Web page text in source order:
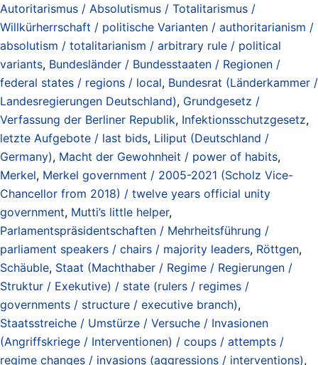
Autoritarismus / Absolutismus / Totalitarismus /
Willkürherrschaft / politische Varianten / authoritarianism /
absolutism / totalitarianism / arbitrary rule / political
variants, Bundesländer / Bundesstaaten / Regionen /
federal states / regions / local, Bundesrat (Länderkammer /
Landesregierungen Deutschland), Grundgesetz /
Verfassung der Berliner Republik, Infektionsschutzgesetz,
letzte Aufgebote / last bids, Liliput (Deutschland /
Germany), Macht der Gewohnheit / power of habits,
Merkel, Merkel government / 2005-2021 (Scholz Vice-
Chancellor from 2018) / twelve years official unity
government, Mutti’s little helper,
Parlamentspräsidentschaften / Mehrheitsführung /
parliament speakers / chairs / majority leaders, Röttgen,
Schäuble, Staat (Machthaber / Regime / Regierungen /
Struktur / Exekutive) / state (rulers / regimes /
governments / structure / executive branch),
Staatsstreiche / Umstürze / Versuche / Invasionen
(Angriffskriege / Interventionen) / coups / attempts /
regime changes / invasions (aggressions / interventions),